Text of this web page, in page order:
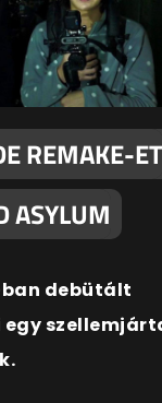
REMAKE-ET
ASYLUM
ban debütált
egy